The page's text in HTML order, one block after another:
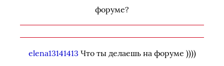
форуме?
elena13141413 Что ты делаешь на форуме ))))